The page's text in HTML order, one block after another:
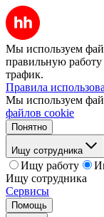
Мы используем
правильную работу
трафик.
Правила
Мы используем
файлов cookie
Понятно
Ищу сотрудника
Ищу работу
Ищу сотрудника
Сервисы
Помощь